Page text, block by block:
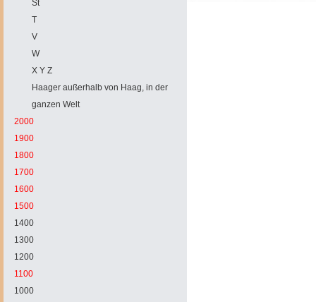
St
T
V
W
X Y Z
Haager außerhalb von Haag, in der
ganzen Welt
2000
1900
1800
1700
1600
1500
1400
1300
1200
1100
1000